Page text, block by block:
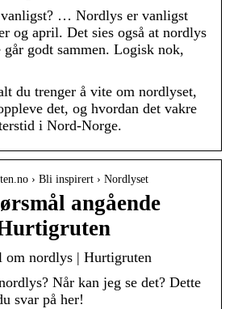
… Nordlys er vanligst
og april. Det sies også at nordlys
godt sammen. Logisk nok,
du trenger å vite om nordlyset,
det, og hvordan det vakre
i Nord-Norge.
› Bli inspirert › Nordlyset
angående
om nordlys | Hurtigruten
Når kan jeg se det? Dette
svar på her!